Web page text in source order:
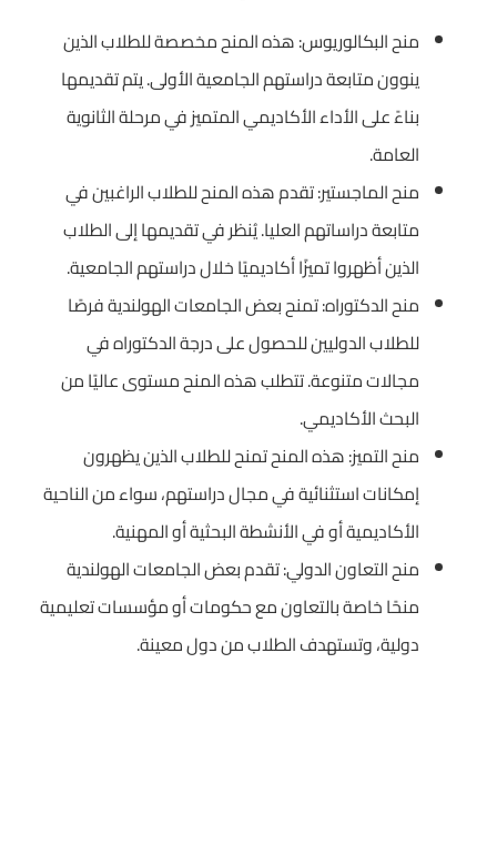
منح البكالوريوس: هذه المنح مخصصة للطلاب الذين
ينوون متابعة دراستهم الجامعية الأولى. يتم تقديمها
بناءً على الأداء الأكاديمي المتميز في مرحلة الثانوية
العامة.
منح الماجستير: تقدم هذه المنح للطلاب الراغبين في
متابعة دراساتهم العليا. يُنظر في تقديمها إلى الطلاب
الذين أظهروا تميزًا أكاديميًا خلال دراستهم الجامعية.
منح الدكتوراه: تمنح بعض الجامعات الهولندية فرصًا
للطلاب الدوليين للحصول على درجة الدكتوراه في
مجالات متنوعة. تتطلب هذه المنح مستوى عاليًا من
البحث الأكاديمي.
منح التميز: هذه المنح تمنح للطلاب الذين يظهرون
إمكانات استثنائية في مجال دراستهم، سواء من الناحية
الأكاديمية أو في الأنشطة البحثية أو المهنية.
منح التعاون الدولي: تقدم بعض الجامعات الهولندية
منحًا خاصة بالتعاون مع حكومات أو مؤسسات تعليمية
دولية، وتستهدف الطلاب من دول معينة.